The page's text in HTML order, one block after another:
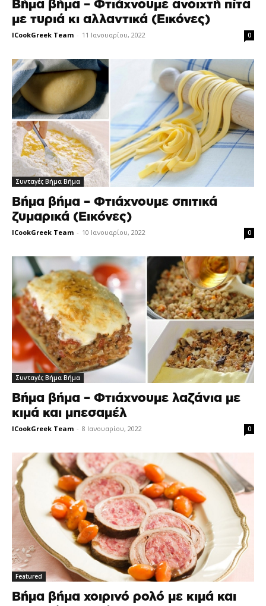
Βήμα βήμα – Φτιάχνουμε ανοιχτή πίτα
με τυριά κι αλλαντικά (Εικόνες)
ICookGreek Team - 11 Ιανουαρίου, 2022 0
Συνταγές Βήμα Βήμα
Βήμα βήμα – Φτιάχνουμε σπιτικά
ζυμαρικά (Εικόνες)
ICookGreek Team - 10 Ιανουαρίου, 2022 0
Συνταγές Βήμα Βήμα
Βήμα βήμα – Φτιάχνουμε λαζάνια με
κιμά και μπεσαμέλ
ICookGreek Team - 8 Ιανουαρίου, 2022 0
Featured
Bήμα βήμα χοιρινό ρολό με κιμά και